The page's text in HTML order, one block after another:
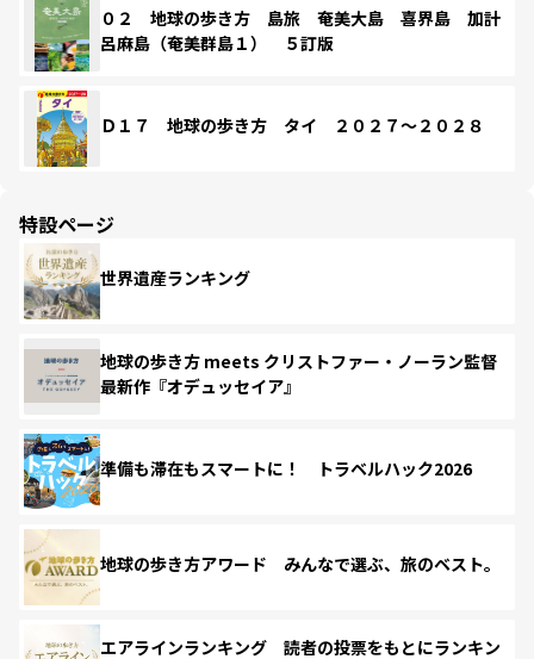
０２ 地球の歩き方 島旅 奄美大島 喜界島 加計
呂麻島（奄美群島１） ５訂版
Ｄ１７ 地球の歩き方 タイ ２０２７～２０２８
特設ページ
世界遺産ランキング
地球の歩き方 meets クリストファー・ノーラン監督
最新作『オデュッセイア』
準備も滞在もスマートに！ トラベルハック2026
地球の歩き方アワード みんなで選ぶ、旅のベスト。
エアラインランキング 読者の投票をもとにランキン